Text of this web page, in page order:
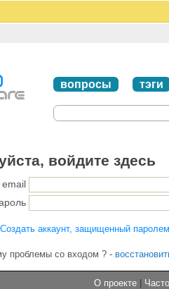
вопросы тэги
войдите здесь
email
Создать аккаунт, защищенный паролем
проблемы со входом ? -
О проекте |